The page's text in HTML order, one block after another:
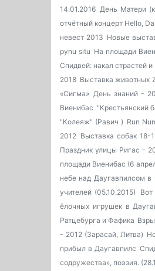
14.01.2016 День Матери
отчётный концерт Hello,
невест 2013 Новые
pynu situ На площади
Спидвей: накал страстей
2018 Выставка животных
«Сигма» День знаний -
Виенибас "Крестьянский
"Колеяж" (Равич ) Run
2012 Выставка собак 18-
Праздник улицы Ригас -
площади Виенибас (6
небе над Даугавпилсом в
учителей (05.10.2015)
Вот
ёлочных игрушек в
Ратцебурга и Фафика
- 2012 (Зарасай, Литва)
прибыл в Даугавпилс
содружества», поэзия.